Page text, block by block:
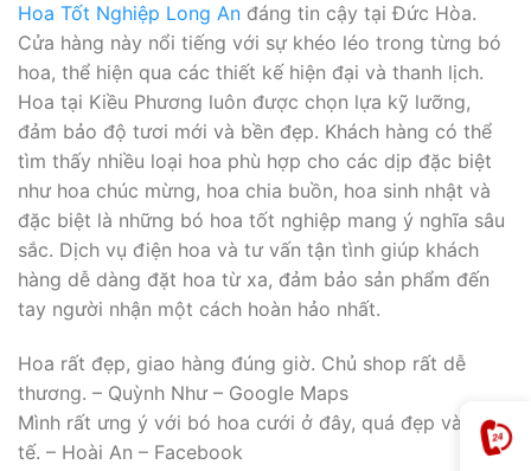
Hoa Tốt Nghiệp Long An đáng tin cậy tại Đức Hòa.
Cửa hàng này nổi tiếng với sự khéo léo trong từng bó
hoa, thể hiện qua các thiết kế hiện đại và thanh lịch.
Hoa tại Kiều Phương luôn được chọn lựa kỹ lưỡng,
đảm bảo độ tươi mới và bền đẹp. Khách hàng có thể
tìm thấy nhiều loại hoa phù hợp cho các dịp đặc biệt
như hoa chúc mừng, hoa chia buồn, hoa sinh nhật và
đặc biệt là những bó hoa tốt nghiệp mang ý nghĩa sâu
sắc. Dịch vụ điện hoa và tư vấn tận tình giúp khách
hàng dễ dàng đặt hoa từ xa, đảm bảo sản phẩm đến
tay người nhận một cách hoàn hảo nhất.
Hoa rất đẹp, giao hàng đúng giờ. Chủ shop rất dễ
thương. – Quỳnh Như – Google Maps
Mình rất ưng ý với bó hoa cưới ở đây, quá đẹp và tinh
tế. – Hoài An – Facebook